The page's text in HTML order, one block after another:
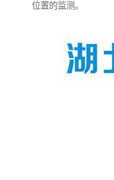
位置的监测。